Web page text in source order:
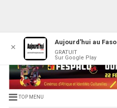
TOP MENU
✕
Aujourd'hui au Faso
GRATUIT
Sur Google Play